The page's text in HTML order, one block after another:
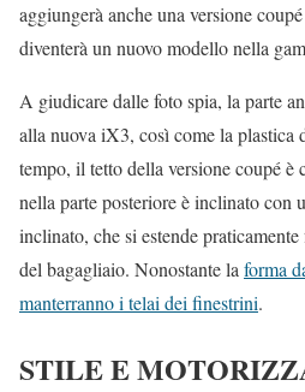
aggiungerà anche una versione
diventerà un nuovo modello nella
A giudicare dalle foto spia, la parte
alla nuova iX3, così come la plastica
tempo, il tetto della versione coupé è
nella parte posteriore è inclinato con
inclinato, che si estende
del bagagliaio. Nonostante laforma
manterranno i telai dei finestrini.
STILE E